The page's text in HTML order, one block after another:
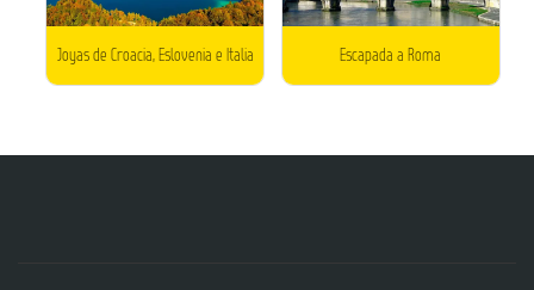
Joyas de Croacia, Eslovenia e Italia Escapada a Roma